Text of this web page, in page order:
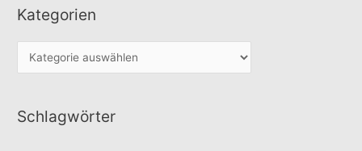
Kategorien
a
e
Schlagwörter